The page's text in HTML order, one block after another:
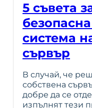
5 съвета
система
сървър
В случай, че
собствена
добре да се
изпълнят тези